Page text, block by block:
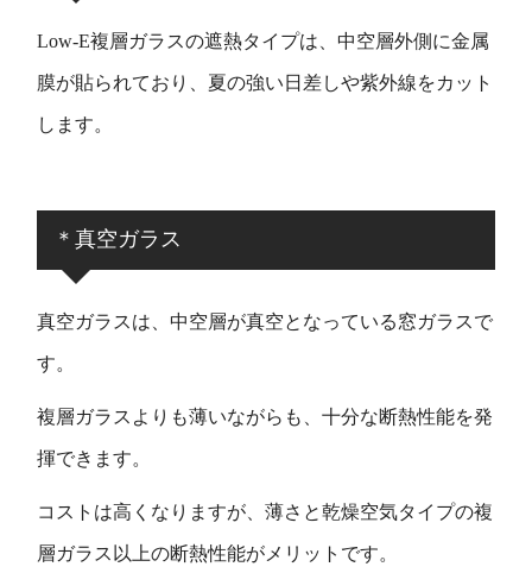
Low-E複層ガラスの遮熱タイプは、中空層外側に金属
膜が貼られており、夏の強い日差しや紫外線をカット
します。
＊真空ガラス
真空ガラスは、中空層が真空となっている窓ガラスで
す。
複層ガラスよりも薄いながらも、十分な断熱性能を発
揮できます。
コストは高くなりますが、薄さと乾燥空気タイプの複
層ガラス以上の断熱性能がメリットです。